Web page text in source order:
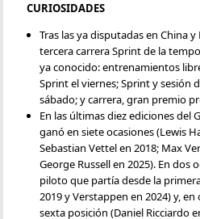
CURIOSIDADES
Tras las ya disputadas en China
tercera carrera Sprint de la
ya conocido: entrenamientos
Sprint el viernes; Sprint y sesión
sábado; y carrera, gran premio
En las últimas diez ediciones del
ganó en siete ocasiones (Lewis
Sebastian Vettel en 2018; Max
George Russell en 2025). En
piloto que partía desde la
2019 y Verstappen en 2024) y,
sexta posición (Daniel Ricciardo